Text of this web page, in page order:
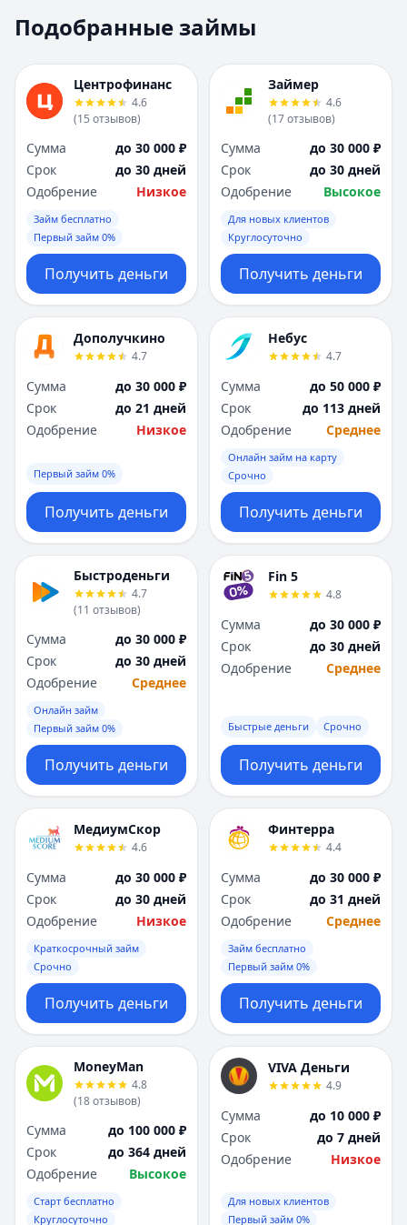
Набережные Челны
Нижний Новгород
Новокузнецк
Новосибирск
Оренбург
П
Пенза
Пермь
Р
Ростов-на-Дону
Рязань
С
Самара
Санкт-Петербург
Саратов
Севастополь
Сочи
Сургут
Т
Тверь
Тольятти
Томск
Тула
Ульяновск
Уфа
Ч
Чебоксары
Челябинск
Чита
Я
Ярославль
Вся Россия
Набережные
Нижний Новгород
Новокузнецк
Новосибирск
Оренбург
П
Пенза
Пермь
Р
Ростов-на-Дону
Рязань
С
Самара
Санкт-Петербург
Саратов
Севастополь
Сочи
Т
Тверь
Тольятти
Томск
Тула
Ульяновск
Уфа
Ч
Чебоксары
Челябинск
Чита
Я
Ярославль
Вся Россия
Подобранные займы
Центрофинанс
4.6
(15 отзывов)
Сумма
до 30 000 ₽
Срок
до 30 дней
Одобрение
Низкое
Займ бесплатно
Первый займ 0%
Получить деньги
Займер
4.6
(17отзывов)
Сумма
до 30 000 ₽
Срок
до 30 дней
Одобрение
Высокое
Для новых клиентов
Круглосуточно
Получить деньги
Дополучкино
4.7
Сумма
до 30 000 ₽
Срок
до 21 дней
Одобрение
Низкое
Первый займ 0%
Получить деньги
Небус
4.7
Сумма
до 50 000 ₽
Срок
до 113 дней
Одобрение
Среднее
Онлайн займ на карту
Срочно
Получить деньги
Быстроденьги
4.7
(11 отзывов)
Сумма
до 30 000 ₽
Срок
до 30 дней
Одобрение
Среднее
Онлайн займ
Первый займ 0%
Получить деньги
Fin 5
4.8
Сумма
до 30 000 ₽
Срок
до 30 дней
Одобрение
Среднее
Быстрые деньги Срочно
Получить деньги
МедиумСкор
4.6
Сумма
до 30 000 ₽
Срок
до 30 дней
Одобрение
Низкое
Краткосрочный займ
Срочно
Получить деньги
Финтерра
4.4
Сумма
до 30 000 ₽
Срок
до 31 дней
Одобрение
Среднее
Займ бесплатно
Первый займ 0%
Получить деньги
MoneyMan
4.8
(18отзывов)
Сумма
до 100 000 ₽
Срок
до 364 дней
Одобрение
Высокое
Старт бесплатно
Круглосуточно
VIVA Деньги
4.9
Сумма
до 10 000 ₽
Срок
до 7 дней
Одобрение
Низкое
Для новых клиентов
Первый займ 0%